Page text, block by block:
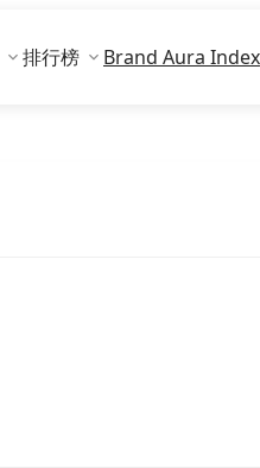
排行榜 Brand Aura Index